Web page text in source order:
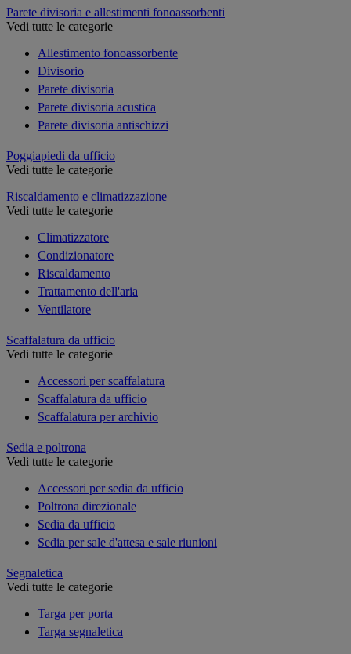
Parete divisoria e allestimenti fonoassorbenti
Vedi tutte le categorie
Allestimento fonoassorbente
Divisorio
Parete divisoria
Parete divisoria acustica
Parete divisoria antischizzi
Poggiapiedi da ufficio
Vedi tutte le categorie
Riscaldamento e climatizzazione
Vedi tutte le categorie
Climatizzatore
Condizionatore
Riscaldamento
Trattamento dell'aria
Ventilatore
Scaffalatura da ufficio
Vedi tutte le categorie
Accessori per scaffalatura
Scaffalatura da ufficio
Scaffalatura per archivio
Sedia e poltrona
Vedi tutte le categorie
Accessori per sedia da ufficio
Poltrona direzionale
Sedia da ufficio
Sedia per sale d'attesa e sale riunioni
Segnaletica
Vedi tutte le categorie
Targa per porta
Targa segnaletica